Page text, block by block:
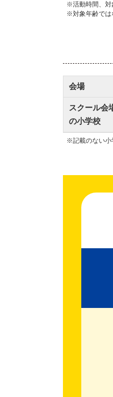
※活動時間、対
※対象年齢では
会場
スクール会
の小学校
※記載のない小